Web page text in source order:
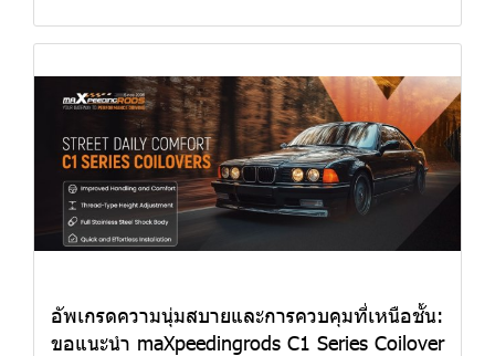
อัพเกรดความนุ่มสบายและการควบคุมที่เหนือชั้น:
ขอแนะนำ maXpeedingrods C1 Series Coilover